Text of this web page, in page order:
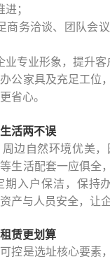
；
商务洽谈、团队会
业专业形象，提升客
公家具及充足工位
省心。
活两不误
边自然环境优美
生活配套一应俱全
期入户保洁，保持
产与人员安全，让
赁更划算
控是选址核心要素